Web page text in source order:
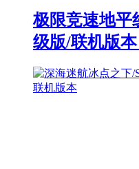
极限竞速地平
级版/联机版本